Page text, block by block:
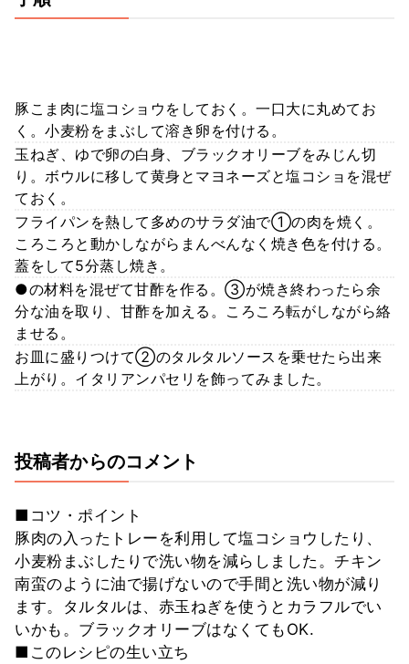
豚こま肉に塩コショウをしておく。一口大に丸めてお
く。小麦粉をまぶして溶き卵を付ける。
玉ねぎ、ゆで卵の白身、ブラックオリーブをみじん切
り。ボウルに移して黄身とマヨネーズと塩コショを混ぜ
ておく。
フライパンを熱して多めのサラダ油で①の肉を焼く。
ころころと動かしながらまんべんなく焼き色を付ける。
蓋をして5分蒸し焼き。
●の材料を混ぜて甘酢を作る。③が焼き終わったら余
分な油を取り、甘酢を加える。ころころ転がしながら絡
ませる。
お皿に盛りつけて②のタルタルソースを乗せたら出来
上がり。イタリアンパセリを飾ってみました。
投稿者からのコメント
■コツ・ポイント
豚肉の入ったトレーを利用して塩コショウしたり、
小麦粉まぶしたりで洗い物を減らしました。チキン
南蛮のように油で揚げないので手間と洗い物が減り
ます。タルタルは、赤玉ねぎを使うとカラフルでい
いかも。ブラックオリーブはなくてもOK.
■このレシピの生い立ち